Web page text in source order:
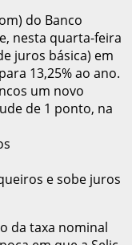
do Banco
nesta quarta-feira
juros básica) em
13,25% ao ano.
um novo
de 1 ponto, na
da taxa nominal